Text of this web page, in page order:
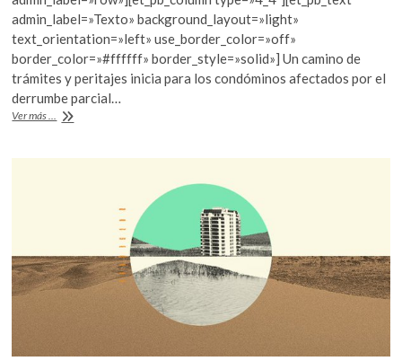
b
o
o
k
er s
A
p
p
admin_label=»Texto» background_layout=»light»
text_orientation=»left» use_border_color=»off»
border_color=»#ffffff» border_style=»solid»] Un camino de
trámites y peritajes inicia para los condóminos afectados por el
derrumbe parcial…
Ver más ... Edificio